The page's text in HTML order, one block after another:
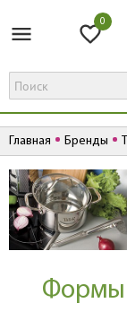
0
Главная Бренды
Формы